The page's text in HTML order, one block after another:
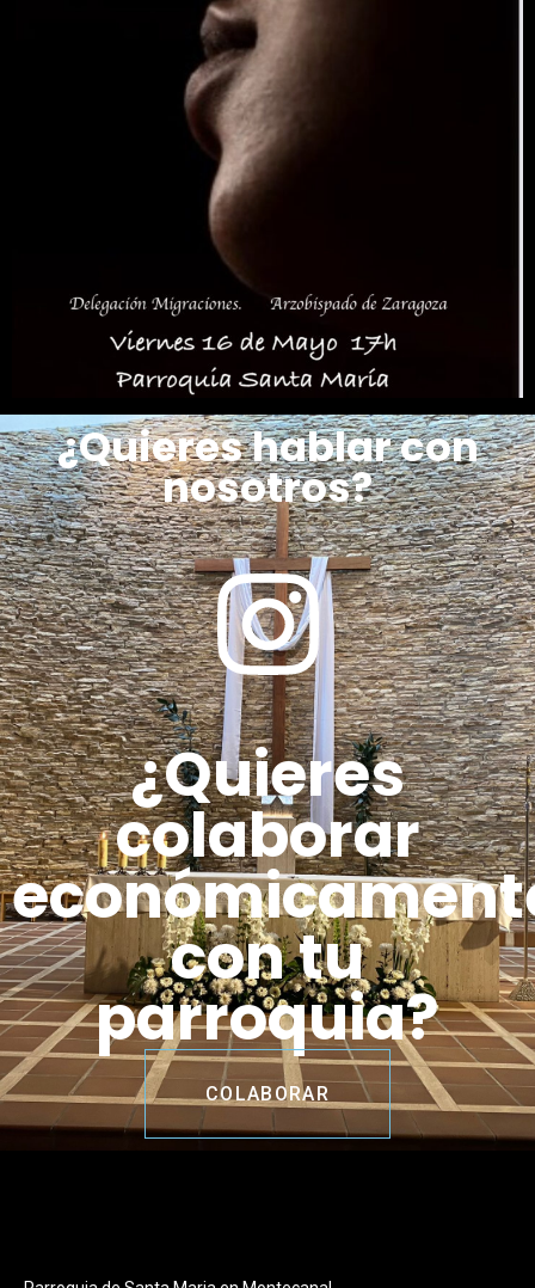
¿Quieres hablar con
nosotros?
¿Quieres
colaborar
con tu
parroquia?
COLABORAR